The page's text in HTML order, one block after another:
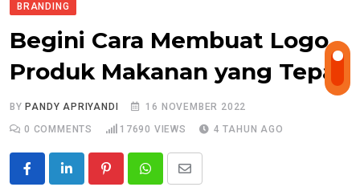
BRANDING
Begini Cara Membuat Logo
Produk Makanan yang Tepat
BY PANDY APRIYANDI
16 NOVEMBER 2022
0 COMMENTS 17690 VIEWS 4 TAHUN AGO
PinterestWhatsappShare